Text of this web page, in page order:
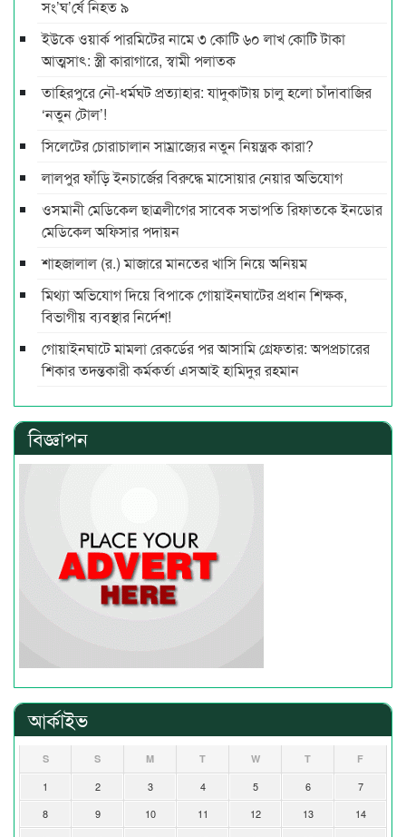
সং’ঘ’র্ষে নিহত ৯
ইউকে ওয়ার্ক পারমিটের নামে ৩ কোটি ৬০ লাখ কোটি টাকা
আত্মসাৎ: স্ত্রী কারাগারে, স্বামী পলাতক
তাহিরপুরে নৌ-ধর্মঘট প্রত্যাহার: যাদুকাটায় চালু হলো চাঁদাবাজির
‘নতুন টোল’!
সিলেটের চোরাচালান সাম্রাজ্যের নতুন নিয়ন্ত্রক কারা?
লালপুর ফাঁড়ি ইনচার্জের বিরুদ্ধে মাসোয়ার নেয়ার অভিযোগ
ওসমানী মেডিকেল ছাত্রলীগের সাবেক সভাপতি রিফাতকে ইনডোর
মেডিকেল অফিসার পদায়ন
শাহজালাল (র.) মাজারে মানতের খাসি নিয়ে অনিয়ম
মিথ্যা অভিযোগ দিয়ে বিপাকে গোয়াইনঘাটের প্রধান শিক্ষক,
বিভাগীয় ব্যবস্থার নির্দেশ!
গোয়াইনঘাটে মামলা রেকর্ডের পর আসামি গ্রেফতার: অপপ্রচারের
শিকার তদন্তকারী কর্মকর্তা এসআই হামিদুর রহমান
বিজ্ঞাপন
আর্কাইভ
S S M T W T F
1 2 3 4 5 6
7
8
9 10 11 12 13
14